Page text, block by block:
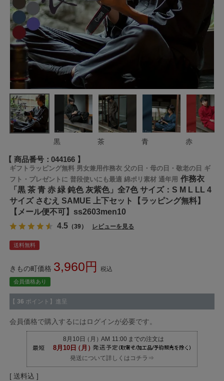
黒 茶 青 赤
商品番号 044166
ギフトラッピング無料 男女兼用作務衣 父の日・母の日・敬老の日 ギ
フト・プレゼントに 普段使いにも最適 綿ポリ素材 通年用 作務衣
「黒 茶 青 赤 緑 鈍色 灰紫色」全7色 サイズ：S M L LL 4
サイズ さむえ SAMUE 上下セット【ラッピング無料】
【メール便不可】ss2603men10
4.5 （39） レビューを見る
送料無料
きもの町価格 3,960 税込
会員価格あり
【 36 ポイント】進呈
会員価格で購入するにはログインが必要です。
発送について詳しくはコチラ⇒
送料込